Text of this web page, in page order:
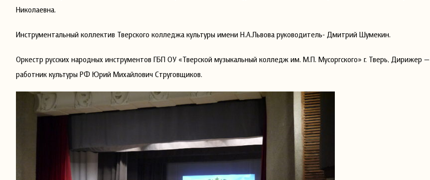
Николаевна.
Инструментальный коллектив Тверского колледжа культуры имени Н.А.Львова руководитель- Дмитрий Шумекин.
Оркестр русских народных инструментов ГБП ОУ «Тверской музыкальный колледж им. М.П. Мусоргского» г. Тверь, Дирижер
работник культуры РФ Юрий Михайлович Струговщиков.